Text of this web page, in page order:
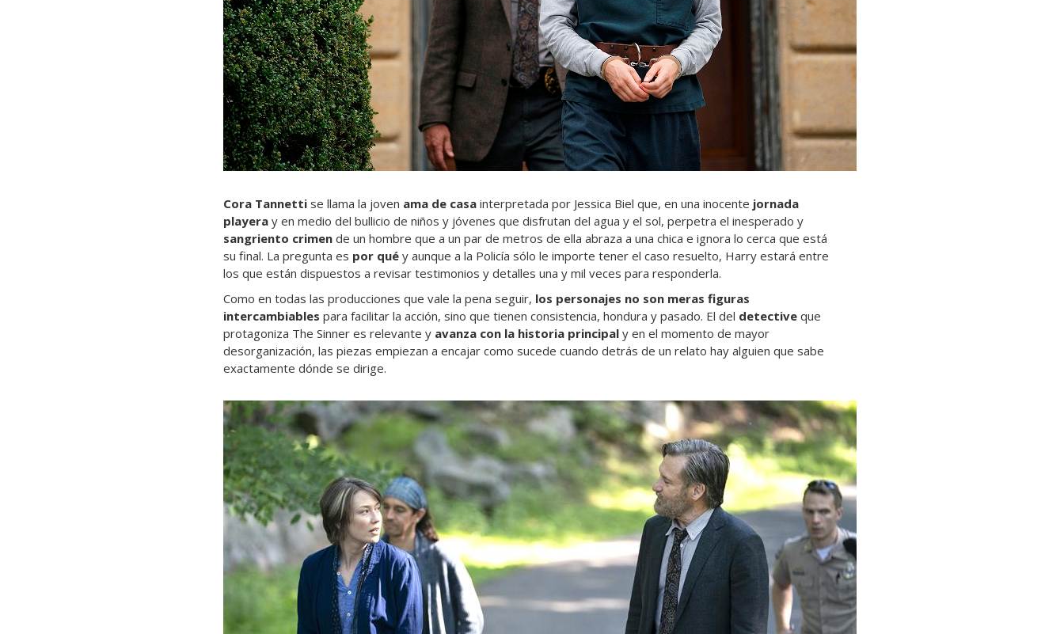
Cora Tannetti se llama la joven ama de casa interpretada por Jessica Biel que, en una inocente jornada
playera y en medio del bullicio de niños y jóvenes que disfrutan del agua y el sol, perpetra el inesperado y
sangriento crimen de un hombre que a un par de metros de ella abraza a una chica e ignora lo cerca que está
su final. La pregunta es por qué y aunque a la Policía sólo le importe tener el caso resuelto, Harry estará entre
los que están dispuestos a revisar testimonios y detalles una y mil veces para responderla.
Como en todas las producciones que vale la pena seguir, los personajes no son meras figuras
intercambiables para facilitar la acción, sino que tienen consistencia, hondura y pasado. El del detective que
protagoniza The Sinner es relevante y avanza con la historia principal y en el momento de mayor
desorganización, las piezas empiezan a encajar como sucede cuando detrás de un relato hay alguien que sabe
exactamente dónde se dirige.